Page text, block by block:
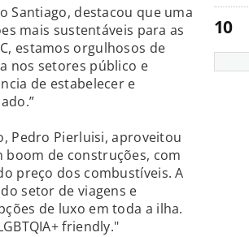
Santiago, destacou que uma
mais sustentáveis para as
estamos orgulhosos de
nos setores público e
de estabelecer e
Pedro Pierluisi, aproveitou
boom de construções, com
preço dos combustíveis. A
setor de viagens e
de luxo em toda a ilha.
friendly."